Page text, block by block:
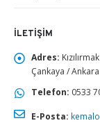
İLETIŞIM
Adres:
Çankaya / Ankara
Telefon: 0533
E-Posta: